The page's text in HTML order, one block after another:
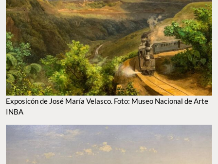
Exposicón de José María Velasco. Foto: Museo Nacional de Arte
INBA